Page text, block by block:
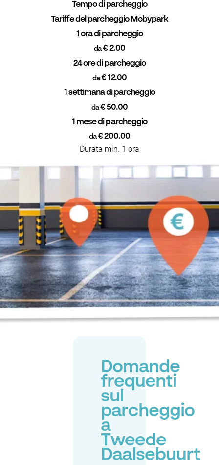
Tempo di parcheggio
Tariffe del parcheggio Mobypark
1 ora di parcheggio
da€ 2.00
24 ore di parcheggio
da€ 12.00
1 settimana di parcheggio
da€ 50.00
1 mese di parcheggio
da€ 200.00
Durata min. 1 ora
Domande
frequenti
sul
parcheggio
a
Tweede
Daalsebuurt